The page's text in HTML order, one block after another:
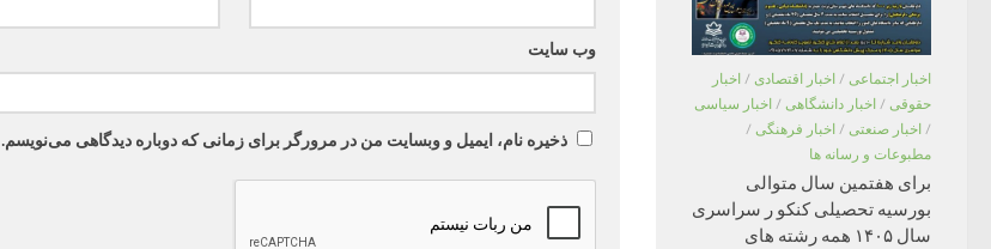
وب‌ سایت
ذخیره نام، ایمیل و وبسایت من در مرورگر برای زمانی که دوباره دیدگاهی می‌نویسم.
اخبار اجتماعی / اخبار اقتصادی / اخبار
حقوقی / اخبار دانشگاهی / اخبار سیاسی
/ اخبار صنعتی / اخبار فرهنگی /
مطبوعات و رسانه ها
برای هفتمین سال متوالی
بورسیه تحصیلی کنکو ر سراسری
سال ۱۴۰۵ همه رشته های